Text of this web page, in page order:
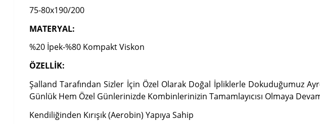
75-80x190/200
MATERYAL:
%20 İpek-%80 Kompakt Viskon
ÖZELLİK:
Şalland Tarafından Sizler İçin Özel Olarak Doğal İpliklerle Dokuduğumuz
Günlük Hem Özel Günlerinizde Kombinlerinizin Tamamlayıcısı Olmaya
Kendiliğinden Kırışık (Aerobin) Yapıya Sahip